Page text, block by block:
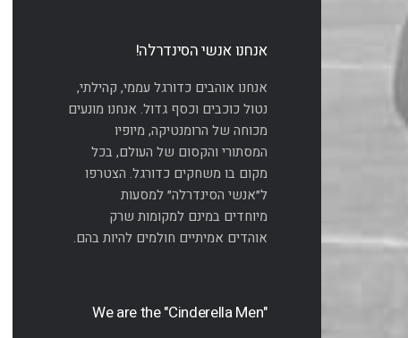
אנחנו אנשי הסינדרלה!
אנחנו אוהבים כדורגל עממי, קהילתי,
נטול כוכבים וכסף גדול. אנחנו מונעים
מכוחה של הרומנטיקה, מיופיו
המסתורי והקסום של העולם, בכל
מקום בו משחקים כדורגל. הצטרפו
ל״אנשי הסינדרלה״ למסעות
מיוחדים במינם למקומות שרק
אוהדים אמיתיים חולמים להיות בהם.
"We are the "Cinderella Men